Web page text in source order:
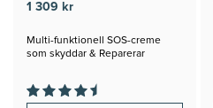
1 309 kr
Multi-funktionell SOS-creme
som skyddar & Reparerar